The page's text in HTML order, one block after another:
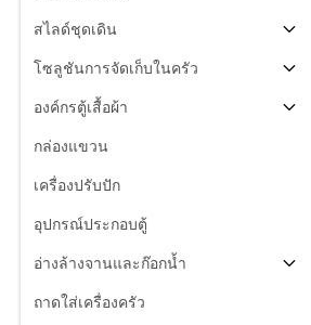
สไลด์ชุดเดิน
โซลูชันการจัดเก็บในครัว
องค์กรตู้เสื้อผ้า
กล่องแขวน
เครื่องปรับปัก
อุปกรณ์ประกอบตู้
อ่างล้างจานและก๊อกน้ำ
ถาดใส่เครื่องครัว